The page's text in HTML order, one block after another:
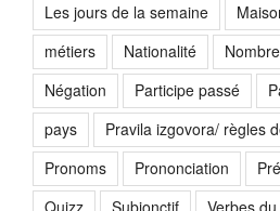
Les jours de la semaine
métiers
Nationalité
Négation
Participe passé
pays
Pravila izgovora/ règles
Pronoms
Prononciation